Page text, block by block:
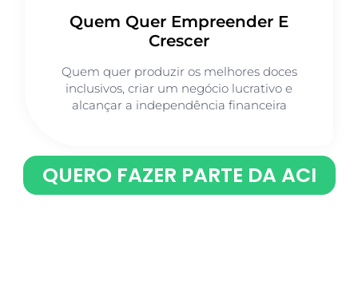
Quem Quer Empreender E
Crescer
Quem quer produzir os melhores doces
inclusivos, criar um negócio lucrativo e
alcançar a independência financeira
QUERO FAZER PARTE DA ACI